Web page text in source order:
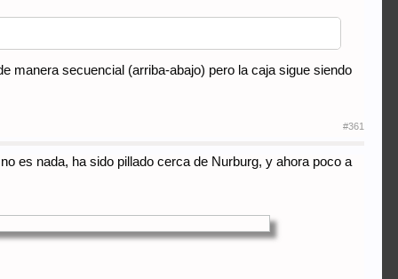
manera secuencial (arriba-abajo) pero la caja sigue siendo
#361
es nada, ha sido pillado cerca de Nurburg, y ahora poco a